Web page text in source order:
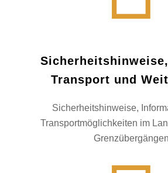
Transport und
Sicherheitshinweise,
Transportmöglichkeiten im
Grenzübergängen